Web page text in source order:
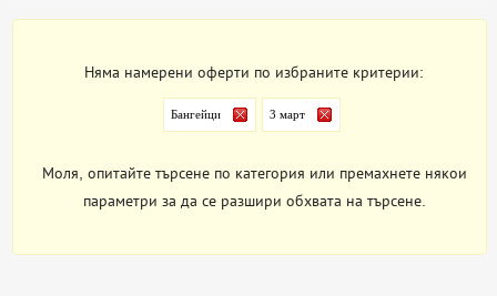
Няма намерени оферти по избраните критерии:
Бангейци 3 март
Моля, опитайте търсене по категория или премахнете някои
параметри за да се разшири обхвата на търсене.